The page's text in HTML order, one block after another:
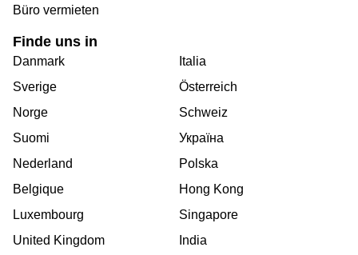
Büro vermieten
Finde uns in
Danmark
Sverige
Norge
Suomi
Nederland
Belgique
Luxembourg
United Kingdom
Italia
Österreich
Schweiz
Україна
Polska
Hong Kong
Singapore
India